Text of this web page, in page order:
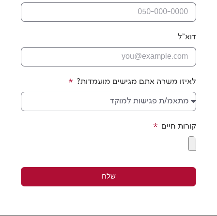
אתם מגישים מועמדות?